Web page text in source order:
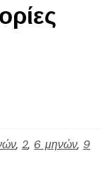
,2, 6 μηνών, 9